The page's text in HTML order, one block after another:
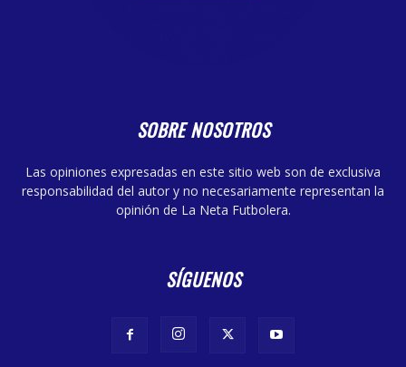
SOBRE NOSOTROS
Las opiniones expresadas en este sitio web son de exclusiva
responsabilidad del autor y no necesariamente representan la
opinión de La Neta Futbolera.
SÍGUENOS